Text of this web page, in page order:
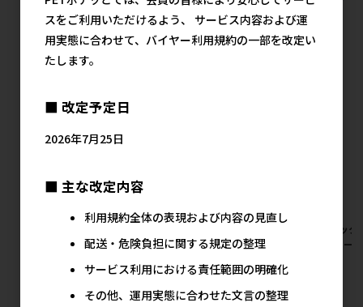
ジェックスの人気商品
仕立てホワイト&スカイブルー
900円
うびイタリアンライグラス
540円
[ジェッ
ワーフー
スをご利用いただけるよう、 サービス内容および運
用実態に合わせて、バイヤー利用規約の一部を改定い
たします。
■ 改定予定日
2026年7月25日
■ 主な改定内容
利用規約全体の表現および内容の見直し
配送・危険負担に関する規定の整理
サービス利用における責任範囲の明確化
その他、運用実態に合わせた文言の整理